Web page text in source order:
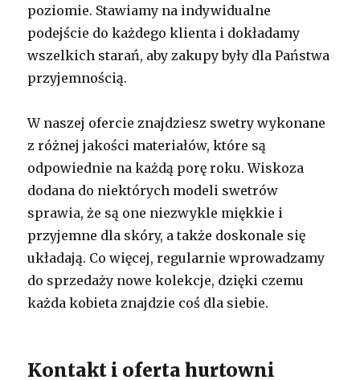
poziomie. Stawiamy na indywidualne
podejście do każdego klienta i dokładamy
wszelkich starań, aby zakupy były dla Państwa
przyjemnością.
W naszej ofercie znajdziesz swetry wykonane
z różnej jakości materiałów, które są
odpowiednie na każdą porę roku. Wiskoza
dodana do niektórych modeli swetrów
sprawia, że są one niezwykle miękkie i
przyjemne dla skóry, a także doskonale się
układają. Co więcej, regularnie wprowadzamy
do sprzedaży nowe kolekcje, dzięki czemu
każda kobieta znajdzie coś dla siebie.
Kontakt i oferta hurtowni